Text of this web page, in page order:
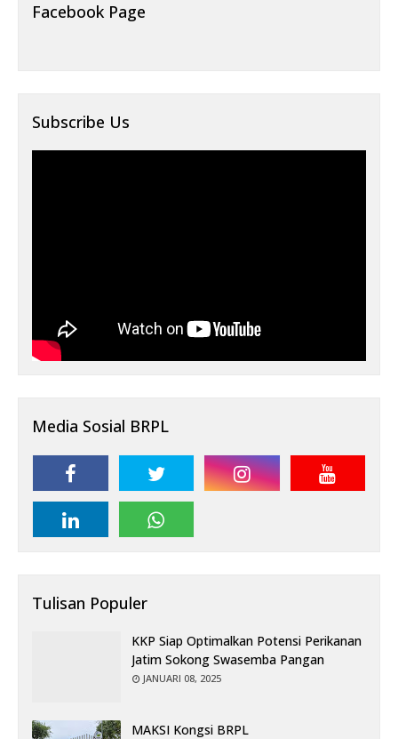
Facebook Page
Subscribe Us
Media Sosial BRPL
Tulisan Populer
KKP Siap Optimalkan Potensi Perikanan
Jatim Sokong Swasemba Pangan
JANUARI 08, 2025
MAKSI Kongsi BRPL